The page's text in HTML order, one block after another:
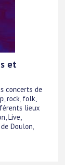
et
concerts de
rock, folk,
lieux
Live,
Doulon,